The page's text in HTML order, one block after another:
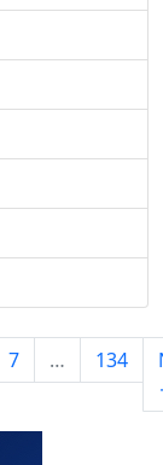
7 … 134